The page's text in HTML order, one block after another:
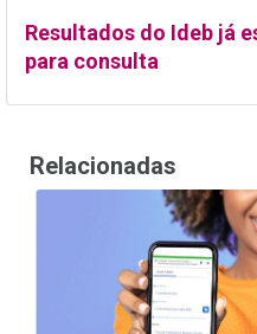
Resultados do Ideb já
para consulta
Relacionadas